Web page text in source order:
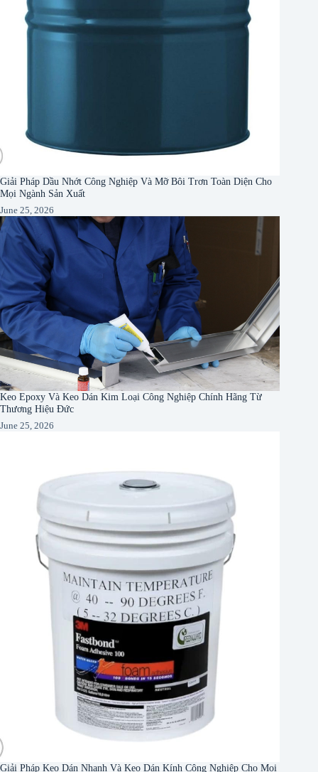
Giải Pháp Dầu Nhớt Công Nghiệp Và Mỡ Bôi Trơn Toàn Diện Cho
Mọi Ngành Sản Xuất
June 25, 2026
Keo Epoxy Và Keo Dán Kim Loại Công Nghiệp Chính Hãng Từ
Thương Hiệu Đức
June 25, 2026
Giải Pháp Keo Dán Nhanh Và Keo Dán Kính Công Nghiệp Cho Mọi